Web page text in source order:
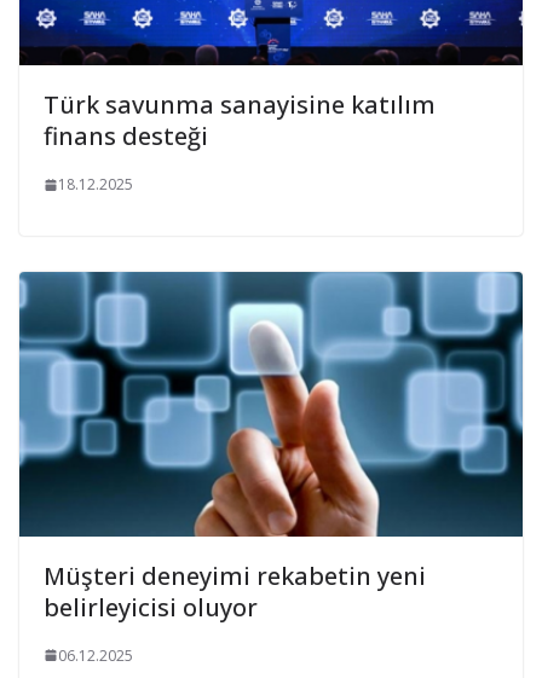
Türk savunma sanayisine katılım
finans desteği
18.12.2025
Müşteri deneyimi rekabetin yeni
belirleyicisi oluyor
06.12.2025